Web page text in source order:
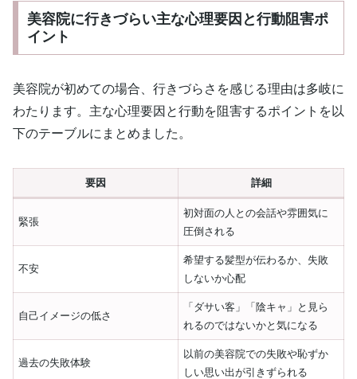
美容院に行きづらい主な心理要因と行動阻害ポ
イント
美容院が初めての場合、行きづらさを感じる理由は多岐に
わたります。主な心理要因と行動を阻害するポイントを以
下のテーブルにまとめました。
要因 詳細
緊張
初対面の人との会話や雰囲気に
圧倒される
不安
希望する髪型が伝わるか、失敗
しないか心配
自己イメージの低さ
「ダサい客」「陰キャ」と見ら
れるのではないかと気になる
過去の失敗体験
以前の美容院での失敗や恥ずか
しい思い出が引きずられる